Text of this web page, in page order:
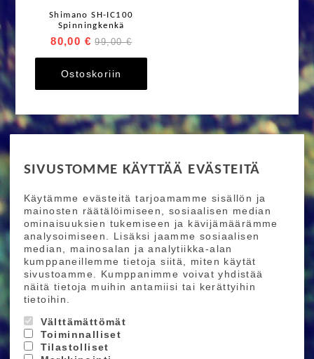
SIVUSTOMME KÄYTTÄÄ EVÄSTEITÄ
Käytämme evästeitä tarjoamamme sisällön ja
mainosten räätälöimiseen, sosiaalisen median
ominaisuuksien tukemiseen ja kävijämäärämme
analysoimiseen. Lisäksi jaamme sosiaalisen
median, mainosalan ja analytiikka-alan
kumppaneillemme tietoja siitä, miten käytät
sivustoamme. Kumppanimme voivat yhdistää
näitä tietoja muihin antamiisi tai kerättyihin
tietoihin.
Välttämättömät
Toiminnalliset
Tilastolliset
Shimano SH-IC100
Spinningkenkä
80,00 € 99,00 €
Ostoskoriin
Ride More – Pyöräkauppa ja pyörähuolto
Helsingissä
TILAA UUTISKIRJEEMME
Tilaamalla uutiskirjeemme saat uusimmat edut
suoraan sähköpostiisi.
Hyväksyn henkilötietojen tallentamisen (